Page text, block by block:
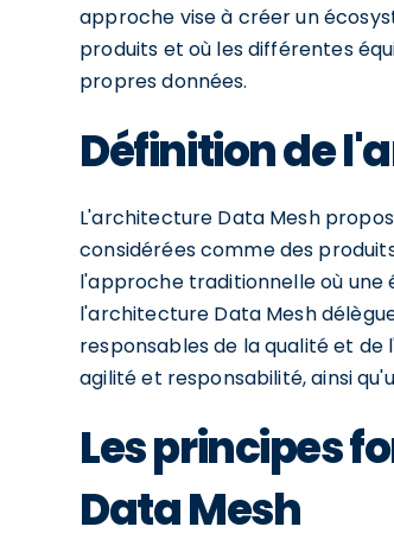
approche vise à créer un
produits et où les différentes
propres données.
Définition de
L'architecture Data Mesh
considérées comme des
l'approche traditionnelle où une
l'architecture Data Mesh
responsables de la qualité et
agilité et responsabilité, ainsi
Les principes
Data Mesh